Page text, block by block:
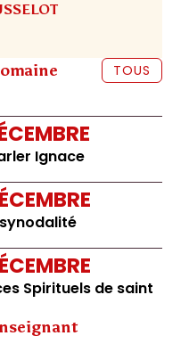
TOUS
Ignace
Spirituels de saint